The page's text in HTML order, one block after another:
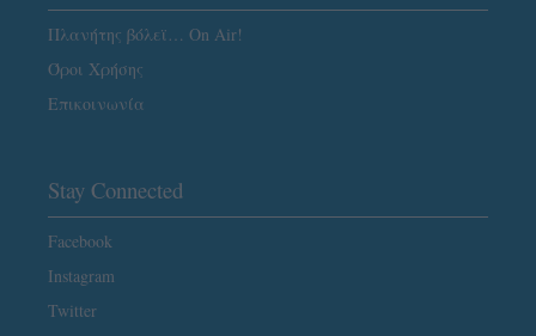
Πλανήτης βόλεϊ… On Air!
Όροι Χρήσης
Επικοινωνία
Stay Connected
Facebook
Instagram
Twitter